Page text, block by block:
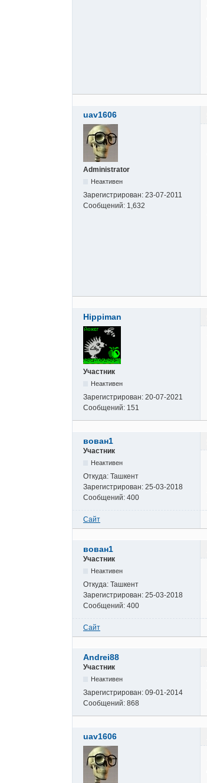
uav1606
Administrator
Неактивен
Зарегистрирован: 23-07-2011
Сообщений: 1,632
Hippiman
Участник
Неактивен
Зарегистрирован: 20-07-2021
Сообщений: 151
вован1
Участник
Неактивен
Откуда: Ташкент
Зарегистрирован: 25-03-2018
Сообщений: 400
Сайт
вован1
Участник
Неактивен
Откуда: Ташкент
Зарегистрирован: 25-03-2018
Сообщений: 400
Сайт
Andrei88
Участник
Неактивен
Зарегистрирован: 09-01-2014
Сообщений: 868
uav1606